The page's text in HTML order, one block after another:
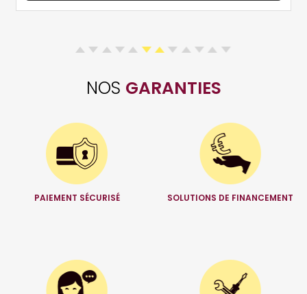
NOS GARANTIES
PAIEMENT SÉCURISÉ SOLUTIONS DE FINANCEMENT